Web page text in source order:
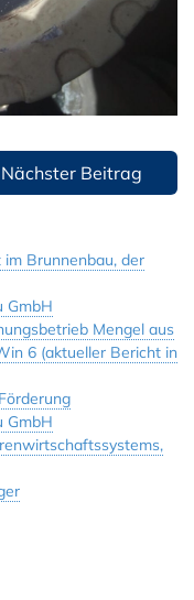
Nächster Beitrag
Brunnenbau, der
GmbH
Mengel aus
6 (aktueller Bericht in
GmbH